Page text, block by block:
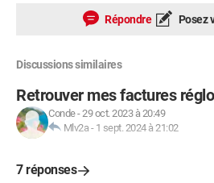
Répondre Posez
Discussions similaires
Retrouver mes factures
Conde-29 oct. 2023 à 20:49
Mlv2a - 1 sept. 2024 à 21:02
7 réponses